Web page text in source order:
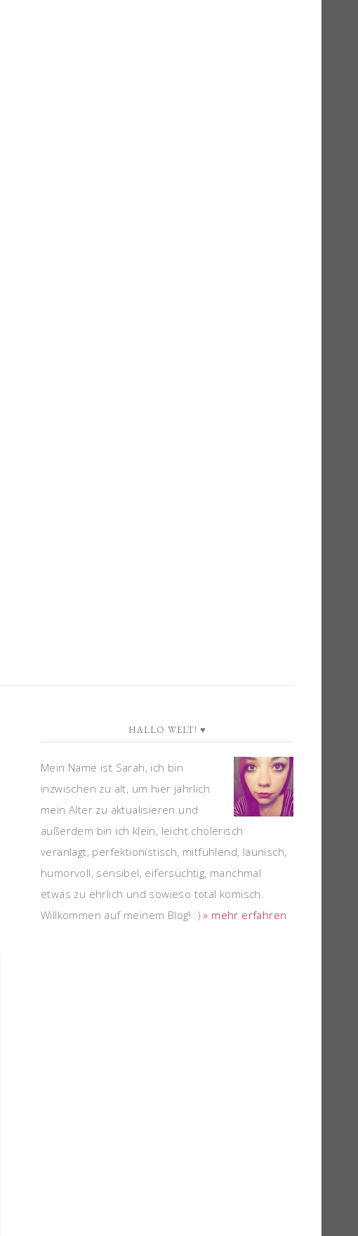
HALLO WELT! ♥
Mein Name ist Sarah, ich bin
inzwischen zu alt, um hier jährlich
mein Alter zu aktualisieren und
außerdem bin ich klein, leicht cholerisch
veranlagt, perfektionistisch, mitfühlend, launisch,
humorvoll, sensibel, eifersüchtig, manchmal
etwas zu ehrlich und sowieso total komisch.
Willkommen auf meinem Blog! :)» mehr erfahren